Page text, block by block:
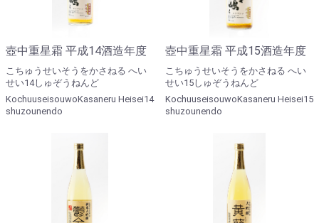
壺中重星霜 平成14酒造年度
こちゅうせいそうをかさねる へい
せい14しゅぞうねんど
KochuuseisouwoKasaneru Heisei14
shuzounendo
壺中重星霜 平成15酒造年度
こちゅうせいそうをかさねる へい
せい15しゅぞうねんど
KochuuseisouwoKasaneru Heisei15
shuzounendo